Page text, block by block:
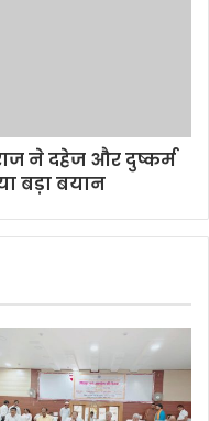
ने दहेज और दुष्कर्म
बड़ा बयान